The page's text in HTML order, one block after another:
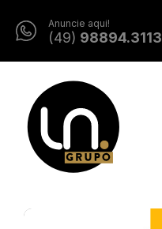
Anuncie aqui!
(49) 98894.3113